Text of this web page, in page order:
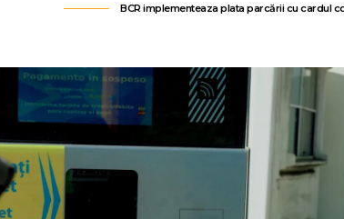
BCR implementeaza plata parcării cu cardul